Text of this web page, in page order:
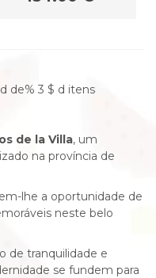
de% 3 $ d itens
de la Villa, um
na província de
lhe a oportunidade de
neste belo
de tranquilidade e
se fundem para